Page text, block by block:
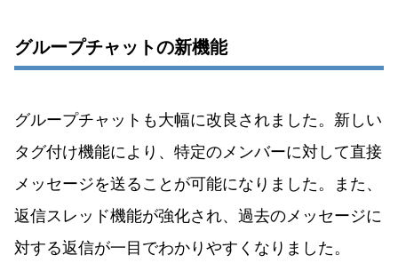
グループチャットの新機能
グループチャットも大幅に改良されました。新しい
タグ付け機能により、特定のメンバーに対して直接
メッセージを送ることが可能になりました。また、
返信スレッド機能が強化され、過去のメッセージに
対する返信が一目でわかりやすくなりました。